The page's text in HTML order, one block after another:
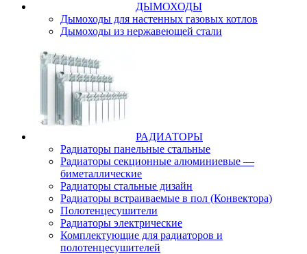
ДЫМОХОДЫ
Дымоходы для настенных газовых котлов
Дымоходы из нержавеющей стали
РАДИАТОРЫ
Радиаторы панельные стальные
Радиаторы секционные алюминиевые —
биметаллические
Радиаторы стальные дизайн
Радиаторы встраиваемые в пол (Конвектора)
Полотенцесушители
Радиаторы электрические
Комплектующие для радиаторов и
полотенцесушителей